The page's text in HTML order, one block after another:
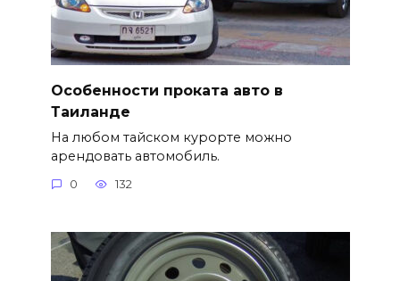
Особенности проката авто в
Таиланде
На любом тайском курорте можно
арендовать автомобиль.
0 132